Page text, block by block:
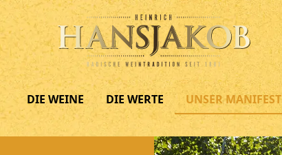
DIE WEINE DIE WERTE UNSER MANIFEST